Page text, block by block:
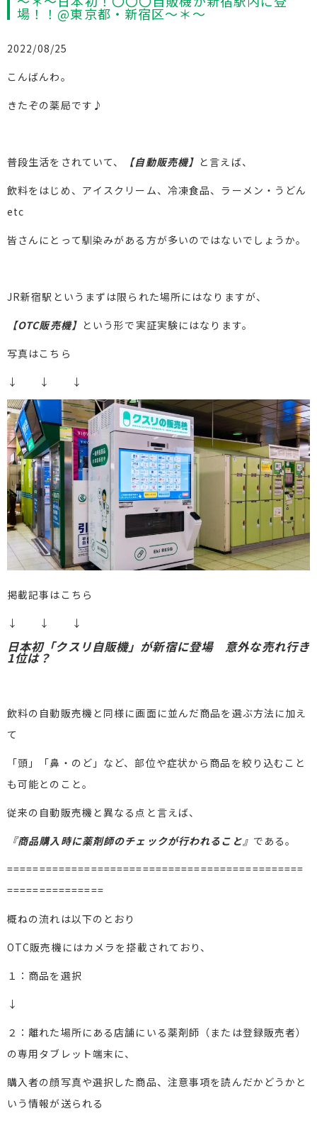
場！！@東京都・新宿区～＊～
2022/08/25
こんばんわ。
きたぞの薬局です♪
普段生活をされていて、 【自動販売機】 と言えば、
飲料をはじめ、アイスクリーム、冷凍食品、ラーメン・うどん
etc
皆さんにとって馴染みがある方が多いのではないでしょうか。
JR新宿駅というまずは限られた場所にはなりますが、
【OTC販売機】 という形で実証実験にはなります。
写真はこちら
↓ ↓ ↓
掲載記事はこちら
↓ ↓ ↓
日本初「クスリ自販機」が新宿に登場 意外な売れ行き
1位は？
飲料の自動販売機と同様に画面に並んだ商品を選ぶ方法に加え
て
「頭」「鼻・のど」など、部位や症状から商品を絞り込むこと
も可能とのこと。
従来の自動販売機と異なる点と言えば、
『商品購入時に薬剤師のチェックが行われること』 である。
==============================================
===============
概ねの流れは以下のとおり
OTC販売機にはカメラを搭載されており、
１：商品を選択
↓
２：離れた場所にある店舗にいる薬剤師（または登録販売者）
の専用タブレット端末に、
購入者の顔写真や選択した商品、注意事項を読んだかどうかと
いう情報が送られる